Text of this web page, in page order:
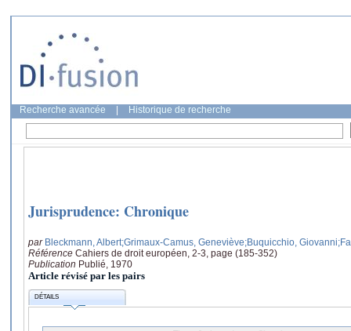
Recherche avancée Historique de recherche
Jurisprudence: Chronique
par Bleckmann, Albert;Grimaux-Camus, Geneviève;Buquicchio, Giovanni
Référence Cahiers de droit européen, 2-3, page (185-352)
Publication Publié, 1970
Article révisé par les pairs
DÉTAILS